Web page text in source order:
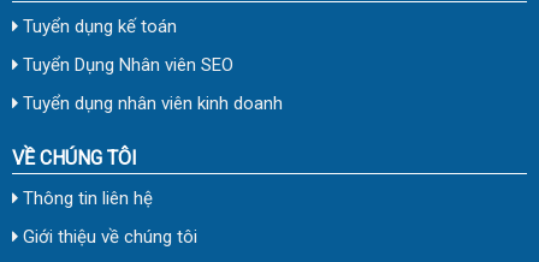
Tuyển dụng kế toán
Tuyển Dụng Nhân viên SEO
Tuyển dụng nhân viên kinh doanh
VỀ CHÚNG TÔI
Thông tin liên hệ
Giới thiệu về chúng tôi